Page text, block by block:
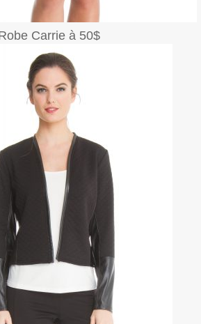
Carrie à 50$